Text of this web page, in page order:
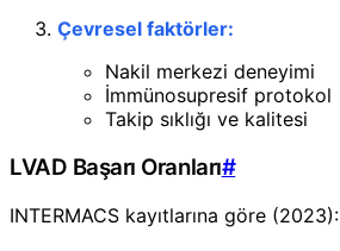
Çevresel faktörler:
Nakil merkezi deneyimi
İmmünosupresif protokol
Takip sıklığı ve kalitesi
LVAD Başarı Oranları#
INTERMACS kayıtlarına göre (2023):